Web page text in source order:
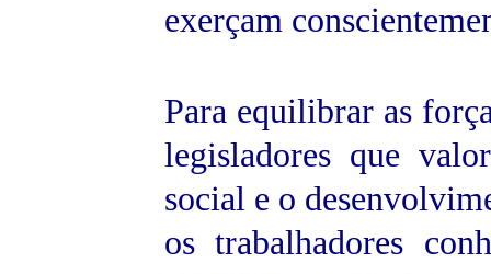
exerçam
Para equilibrar as
legisladores que
social e o
os trabalhadores